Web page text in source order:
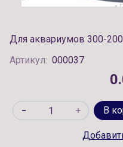
Для аквариумов 300-
Артикул: 000037
В